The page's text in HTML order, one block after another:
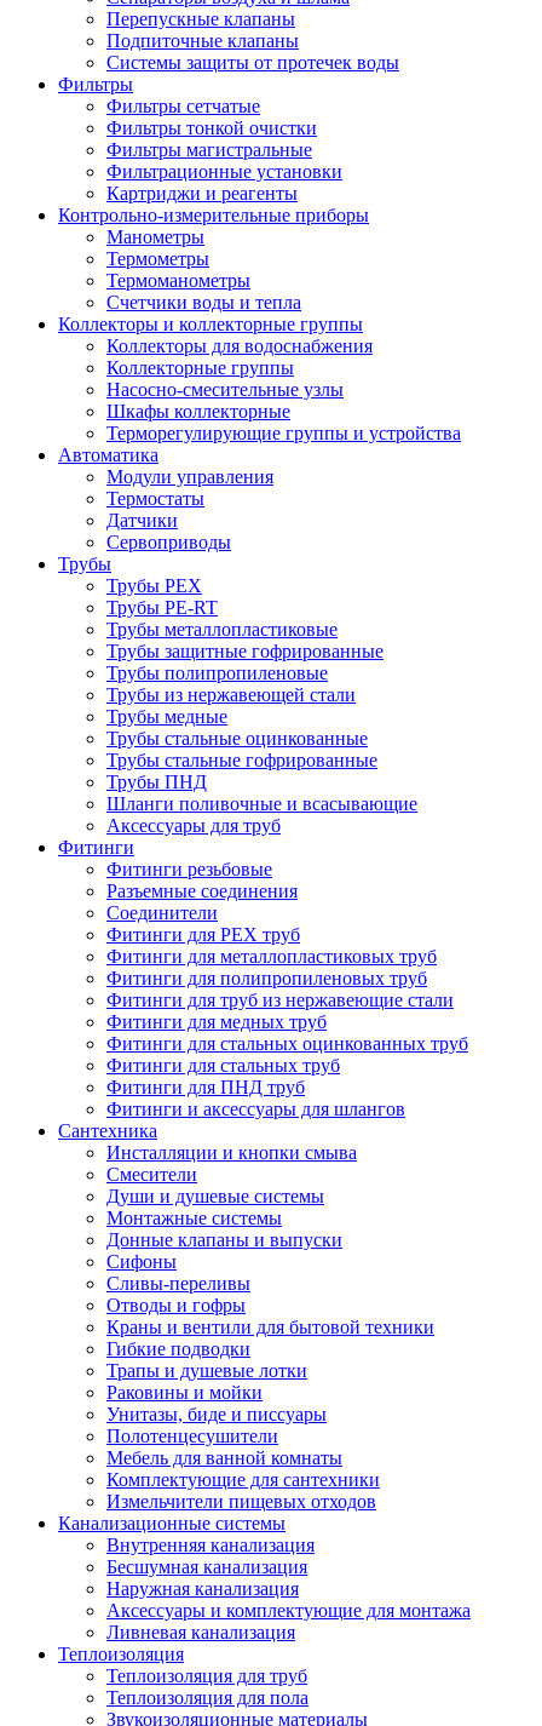
Перепускные клапаны
Подпиточные клапаны
Системы защиты от протечек воды
Фильтры
Фильтры сетчатые
Фильтры тонкой очистки
Фильтры магистральные
Фильтрационные установки
Картриджи и реагенты
Контрольно-измерительные приборы
Манометры
Термометры
Термоманометры
Счетчики воды и тепла
Коллекторы и коллекторные группы
Коллекторы для водоснабжения
Коллекторные группы
Насосно-смесительные узлы
Шкафы коллекторные
Терморегулирующие группы и устройства
Автоматика
Модули управления
Термостаты
Датчики
Сервоприводы
Трубы
Трубы PEX
Трубы PE-RT
Трубы металлопластиковые
Трубы защитные гофрированные
Трубы полипропиленовые
Трубы из нержавеющей стали
Трубы медные
Трубы стальные оцинкованные
Трубы стальные гофрированные
Трубы ПНД
Шланги поливочные и всасывающие
Аксессуары для труб
Фитинги
Фитинги резьбовые
Разъемные соединения
Соединители
Фитинги для PEX труб
Фитинги для металлопластиковых труб
Фитинги для полипропиленовых труб
Фитинги для труб из нержавеющие стали
Фитинги для медных труб
Фитинги для стальных оцинкованных труб
Фитинги для стальных труб
Фитинги для ПНД труб
Фитинги и аксессуары для шлангов
Сантехника
Инсталляции и кнопки смыва
Смесители
Души и душевые системы
Монтажные системы
Донные клапаны и выпуски
Сифоны
Сливы-переливы
Отводы и гофры
Краны и вентили для бытовой техники
Гибкие подводки
Трапы и душевые лотки
Раковины и мойки
Унитазы, биде и писсуары
Полотенцесушители
Мебель для ванной комнаты
Комплектующие для сантехники
Измельчители пищевых отходов
Канализационные системы
Внутренняя канализация
Бесшумная канализация
Наружная канализация
Аксессуары и комплектующие для монтажа
Ливневая канализация
Теплоизоляция
Теплоизоляция для труб
Теплоизоляция для пола
Звукоизоляционные материалы